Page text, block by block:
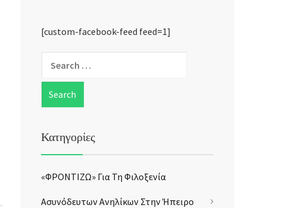
[custom-facebook-feed feed=1]
Κατηγορίες
«ΦΡΟΝΤΙΖΩ» Για Τη Φιλοξενία
Ασυνόδευτων Ανηλίκων Στην Ήπειρο